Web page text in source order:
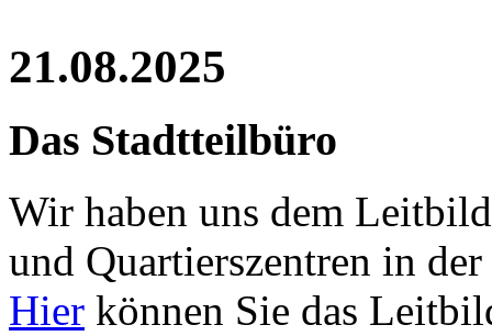
21.08.2025
Das Stadtteilbüro
Wir haben uns dem
und Quartierszentren in
Hier können Sie das